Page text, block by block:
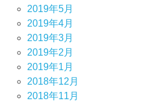
2019年5月
2019年4月
2019年3月
2019年2月
2019年1月
2018年12月
2018年11月